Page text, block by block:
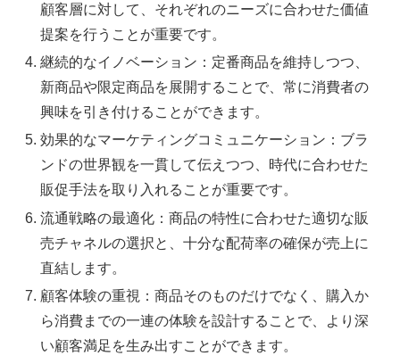
顧客層に対して、それぞれのニーズに合わせた価値
提案を行うことが重要です。
継続的なイノベーション：定番商品を維持しつつ、
新商品や限定商品を展開することで、常に消費者の
興味を引き付けることができます。
効果的なマーケティングコミュニケーション：ブラ
ンドの世界観を一貫して伝えつつ、時代に合わせた
販促手法を取り入れることが重要です。
流通戦略の最適化：商品の特性に合わせた適切な販
売チャネルの選択と、十分な配荷率の確保が売上に
直結します。
顧客体験の重視：商品そのものだけでなく、購入か
ら消費までの一連の体験を設計することで、より深
い顧客満足を生み出すことができます。